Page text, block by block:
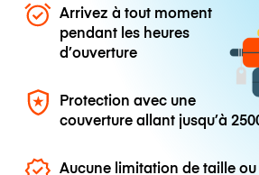
Arrivez à tout moment
pendant les heures
d’ouverture
Protection avec une
couverture allant jusqu’à
Aucune limitation de taille